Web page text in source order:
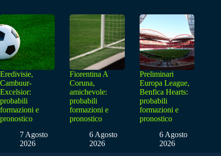
Eredivisie,
Cambuur-
Excelsior:
probabili
formazioni e
pronostico
7 Agosto
2026
Fiorentina A
Coruna,
amichevole:
probabili
formazioni e
pronostico
6 Agosto
2026
Preliminari
Europa League,
Benfica Hearts:
probabili
formazioni e
pronostico
6 Agosto
2026